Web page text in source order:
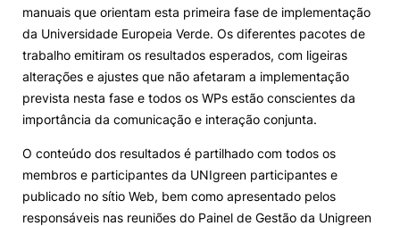
manuais que orientam esta primeira fase de implementação
da Universidade Europeia Verde. Os diferentes pacotes de
trabalho emitiram os resultados esperados, com ligeiras
alterações e ajustes que não afetaram a implementação
prevista nesta fase e todos os WPs estão conscientes da
importância da comunicação e interação conjunta.
O conteúdo dos resultados é partilhado com todos os
membros e participantes da UNIgreen participantes e
publicado no sítio Web, bem como apresentado pelos
responsáveis nas reuniões do Painel de Gestão da Unigreen